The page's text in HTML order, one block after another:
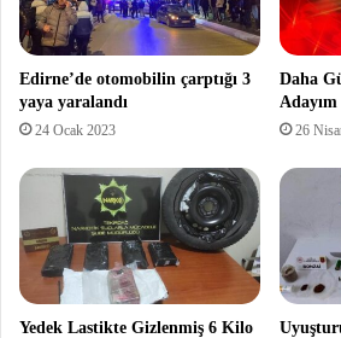
Edirne’de otomobilin çarptığı 3
yaya yaralandı
24 Ocak 2023
Daha
Adayım
26
Yedek Lastikte Gizlenmiş 6 Kilo